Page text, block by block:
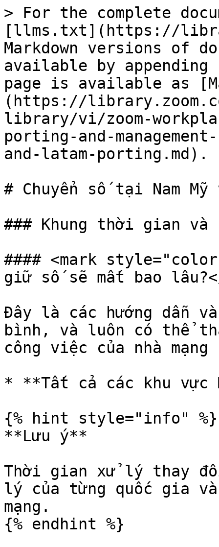
> For the complete
[llms.txt](https://
Markdown versions of
available by
page is available as
(https://
library/vi/zoom-
porting-and-
and-latam-porting.md).
# Chuyển số tại Nam Mỹ
### Khung thời gian
#### <mark
giữ số sẽ mất bao
Đây là các hướng dẫn
bình, và luôn có thể
công việc của nhà
* **Tất cả các khu vực
{% hint style="info" %}
**Lưu ý**
Thời gian xử lý thay
lý của từng quốc gia và
mạng.
{% endhint %}